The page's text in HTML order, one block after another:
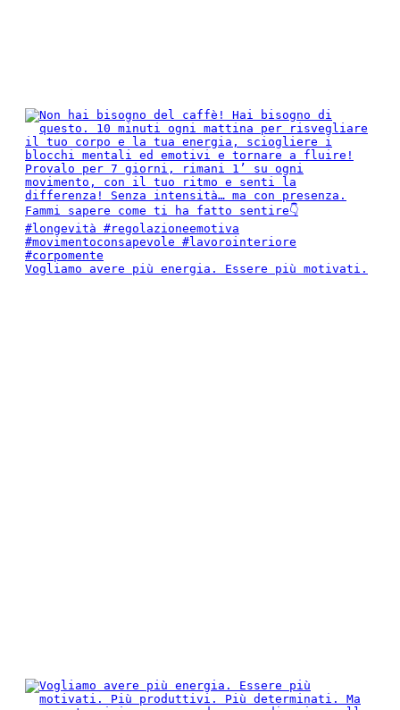
Vogliamo avere più energia. Essere più motivati.